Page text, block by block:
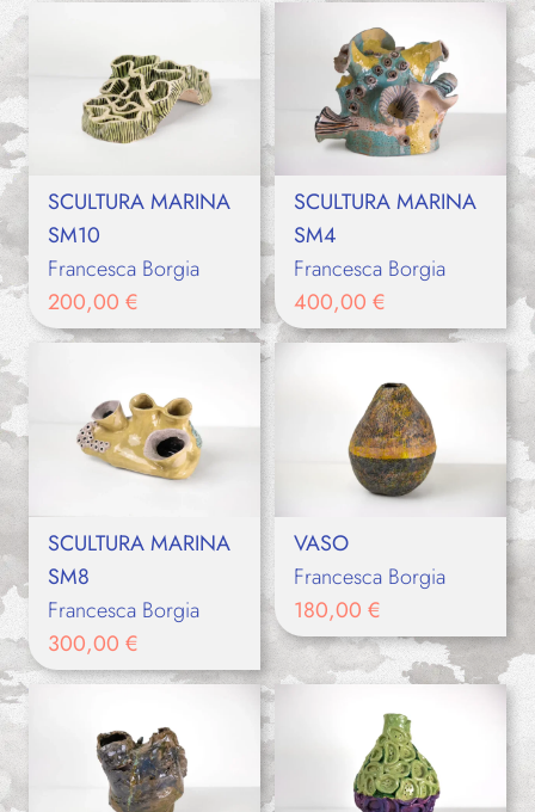
SCULTURA MARINA
SM10
Francesca Borgia
200,00 €
SCULTURA MARINA
SM4
Francesca Borgia
400,00 €
SCULTURA MARINA
SM8
Francesca Borgia
300,00 €
VASO
Francesca Borgia
180,00 €